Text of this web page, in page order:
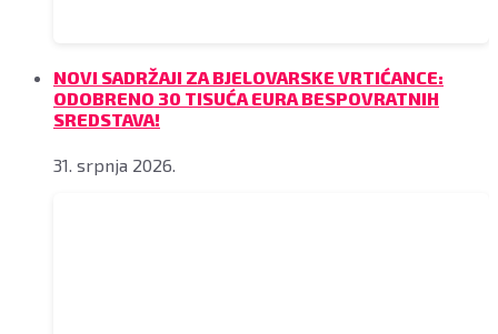
NOVI SADRŽAJI ZA BJELOVARSKE VRTIĆANCE:
ODOBRENO 30 TISUĆA EURA BESPOVRATNIH
SREDSTAVA!
31. srpnja 2026.